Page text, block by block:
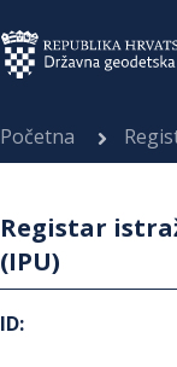
Početna
Registar
(IPU)
ID: